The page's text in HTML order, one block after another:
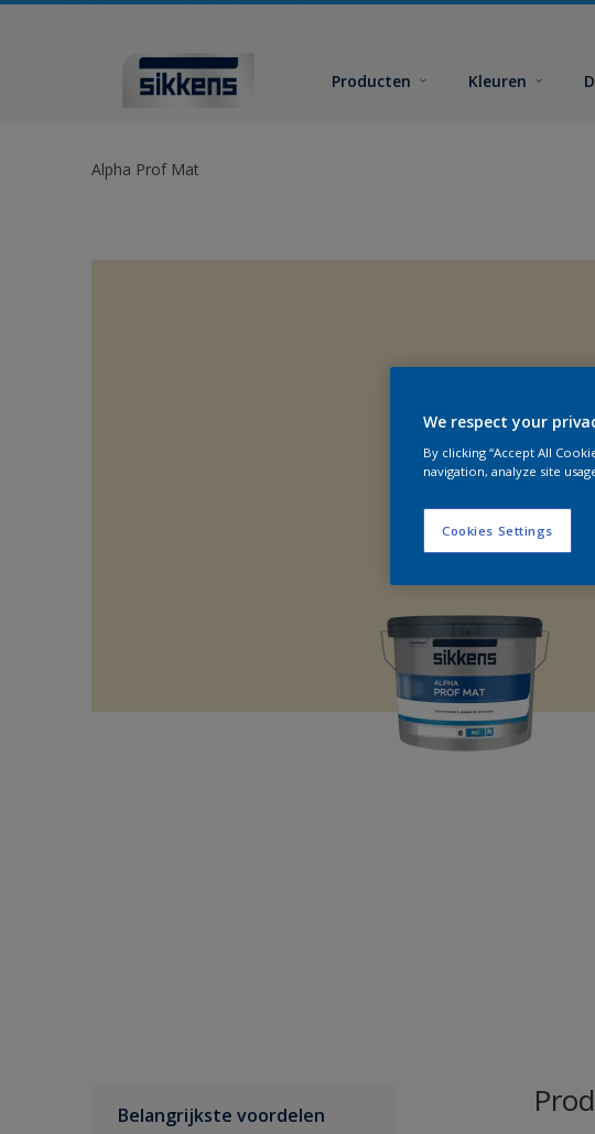
Producten Kleuren
Alpha Prof Mat
Belangrijkste voordelen
We respect your
By clicking “Accept All
navigation, analyze site
Cookies Settings